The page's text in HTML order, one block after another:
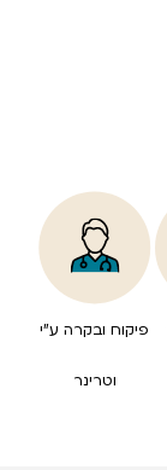
פיקוח ובקרה ע”י
וטרינר